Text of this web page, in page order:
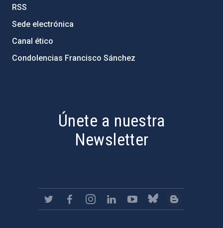
RSS
Sede electrónica
Canal ético
Condolencias Francisco Sánchez
Únete a nuestra
Newsletter